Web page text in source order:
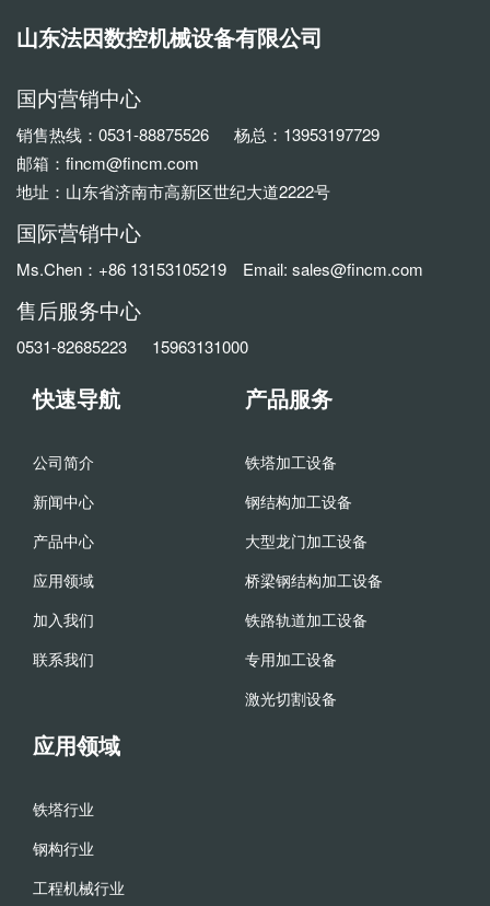
山东法因数控机械设备有限公司
国内营销中心
销售热线：0531-88875526 杨总：13953197729
邮箱：fincm@fincm.com
地址：山东省济南市高新区世纪大道2222号
国际营销中心
Ms.Chen：+86 13153105219 Email: sales@fincm.com
售后服务中心
0531-82685223 15963131000
快速导航
公司简介
新闻中心
产品中心
应用领域
加入我们
联系我们
产品服务
铁塔加工设备
钢结构加工设备
大型龙门加工设备
桥梁钢结构加工设备
铁路轨道加工设备
专用加工设备
激光切割设备
应用领域
铁塔行业
钢构行业
工程机械行业